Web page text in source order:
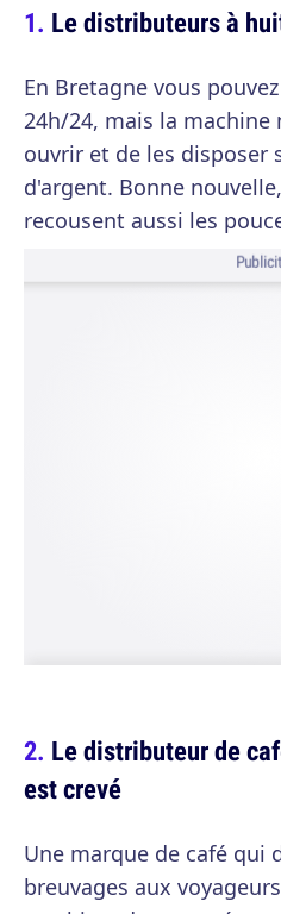
Le distributeurs à
En Bretagne vous
24h/24, mais la machine
ouvrir et de les disposer
d'argent. Bonne
recousent aussi les
Le distributeur de
est crevé
Une marque de café qui
breuvages aux